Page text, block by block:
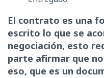
El contrato es una
escrito lo que se
negociación, esto
parte afirmar que
eso, que es un